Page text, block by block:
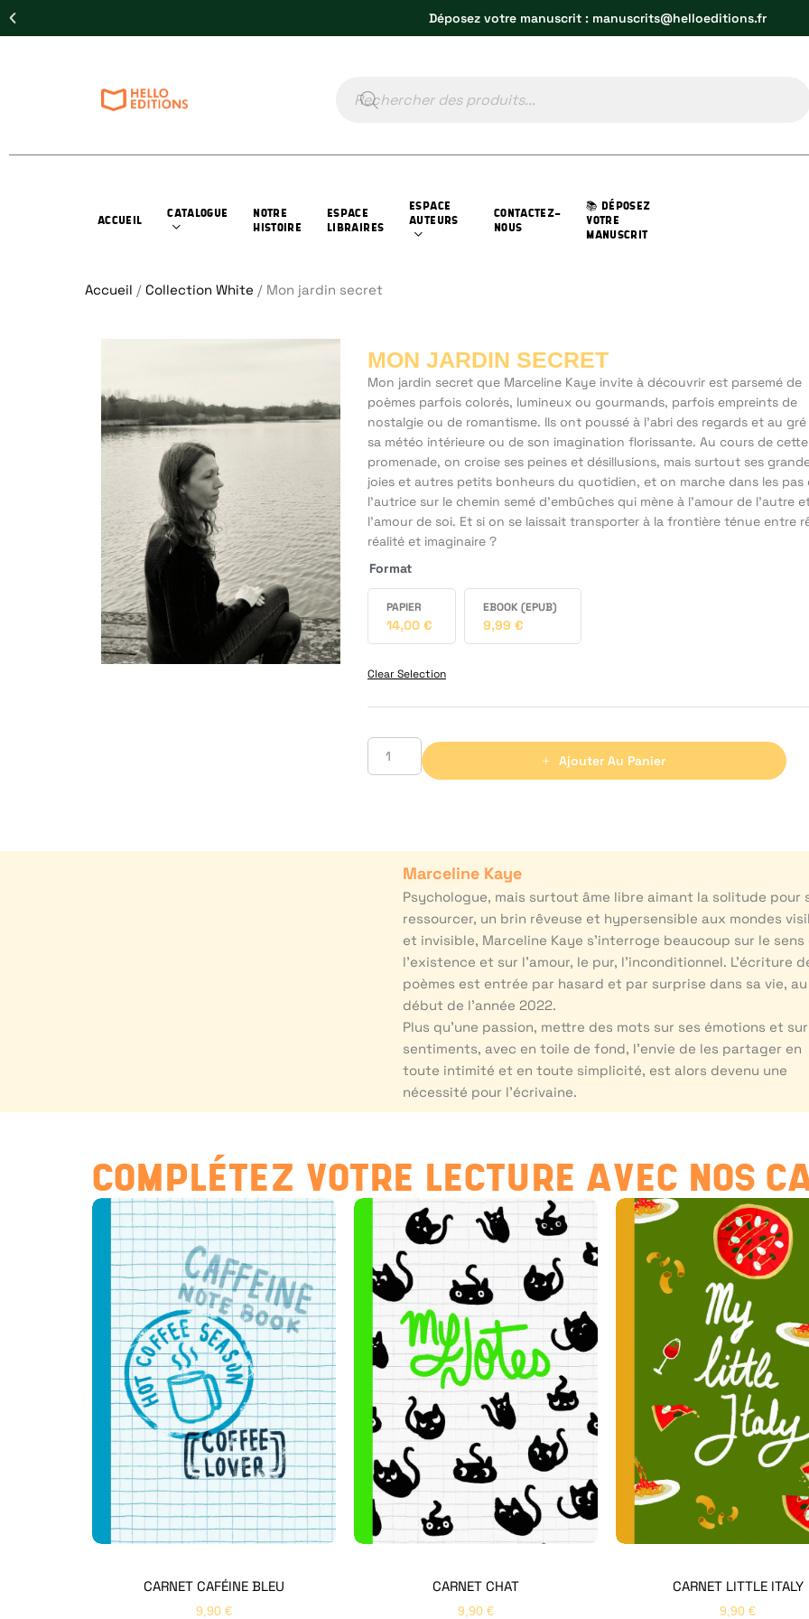
Déposez votre manuscrit : manuscrits@helloeditions.fr
ACCUEIL
CATALOGUE
NOTRE
HISTOIRE
ESPACE
LIBRAIRES
ESPACE
AUTEURS
CONTACTEZ-
NOUS
📚 DÉPOSEZ
VOTRE
MANUSCRIT
Accueil / Collection White / Mon jardin secret
MON JARDIN SECRET
Mon jardin secret que Marceline Kaye invite à découvrir est parsemé de
poèmes parfois colorés, lumineux ou gourmands, parfois empreints de
nostalgie ou de romantisme. Ils ont poussé à l’abri des regards et au
sa météo intérieure ou de son imagination florissante. Au cours de cette
promenade, on croise ses peines et désillusions, mais surtout ses
joies et autres petits bonheurs du quotidien, et on marche dans les pas
l’autrice sur le chemin semé d’embûches qui mène à l’amour de l’autre
l’amour de soi. Et si on se laissait transporter à la frontière ténue entre
réalité et imaginaire ?
Format
PAPIER
14,00 €
EBOOK (EPUB)
9,99 €
Clear Selection
Ajouter Au Panier
Marceline Kaye
Psychologue, mais surtout âme libre aimant la solitude pour
ressourcer, un brin rêveuse et hypersensible aux mondes
et invisible, Marceline Kaye s’interroge beaucoup sur le sens
l’existence et sur l’amour, le pur, l’inconditionnel. L’écriture
poèmes est entrée par hasard et par surprise dans sa vie, au
début de l’année 2022.
Plus qu’une passion, mettre des mots sur ses émotions et
sentiments, avec en toile de fond, l’envie de les partager en
toute intimité et en toute simplicité, est alors devenu une
nécessité pour l’écrivaine.
COMPLÉTEZ VOTRE LECTURE AVEC NOS
CARNET CAFÉINE BLEU
9,90 €
CARNET CHAT
9,90 €
CARNET LITTLE ITALY
9,90 €